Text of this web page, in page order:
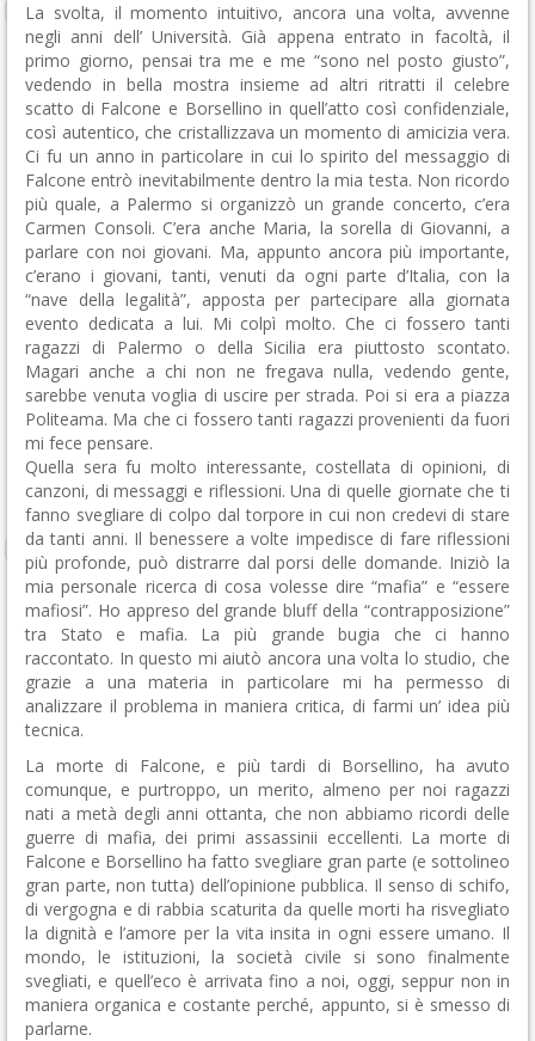
La svolta, il momento intuitivo, ancora una volta, avvenne
negli anni dell’ Università. Già appena entrato in facoltà, il
primo giorno, pensai tra me e me “sono nel posto giusto”,
vedendo in bella mostra insieme ad altri ritratti il celebre
scatto di Falcone e Borsellino in quell’atto così confidenziale,
così autentico, che cristallizzava un momento di amicizia vera.
Ci fu un anno in particolare in cui lo spirito del messaggio di
Falcone entrò inevitabilmente dentro la mia testa. Non ricordo
più quale, a Palermo si organizzò un grande concerto, c’era
Carmen Consoli. C’era anche Maria, la sorella di Giovanni, a
parlare con noi giovani. Ma, appunto ancora più importante,
c’erano i giovani, tanti, venuti da ogni parte d’Italia, con la
“nave della legalità”, apposta per partecipare alla giornata
evento dedicata a lui. Mi colpì molto. Che ci fossero tanti
ragazzi di Palermo o della Sicilia era piuttosto scontato.
Magari anche a chi non ne fregava nulla, vedendo gente,
sarebbe venuta voglia di uscire per strada. Poi si era a piazza
Politeama. Ma che ci fossero tanti ragazzi provenienti da fuori
mi fece pensare.
Quella sera fu molto interessante, costellata di opinioni, di
canzoni, di messaggi e riflessioni. Una di quelle giornate che ti
fanno svegliare di colpo dal torpore in cui non credevi di stare
da tanti anni. Il benessere a volte impedisce di fare riflessioni
più profonde, può distrarre dal porsi delle domande. Iniziò la
mia personale ricerca di cosa volesse dire “mafia” e “essere
mafiosi”. Ho appreso del grande bluff della “contrapposizione”
tra Stato e mafia. La più grande bugia che ci hanno
raccontato. In questo mi aiutò ancora una volta lo studio, che
grazie a una materia in particolare mi ha permesso di
analizzare il problema in maniera critica, di farmi un’ idea più
tecnica.
La morte di Falcone, e più tardi di Borsellino, ha avuto
comunque, e purtroppo, un merito, almeno per noi ragazzi
nati a metà degli anni ottanta, che non abbiamo ricordi delle
guerre di mafia, dei primi assassinii eccellenti. La morte di
Falcone e Borsellino ha fatto svegliare gran parte (e sottolineo
gran parte, non tutta) dell’opinione pubblica. Il senso di schifo,
di vergogna e di rabbia scaturita da quelle morti ha risvegliato
la dignità e l’amore per la vita insita in ogni essere umano. Il
mondo, le istituzioni, la società civile si sono finalmente
svegliati, e quell’eco è arrivata fino a noi, oggi, seppur non in
maniera organica e costante perché, appunto, si è smesso di
parlarne.